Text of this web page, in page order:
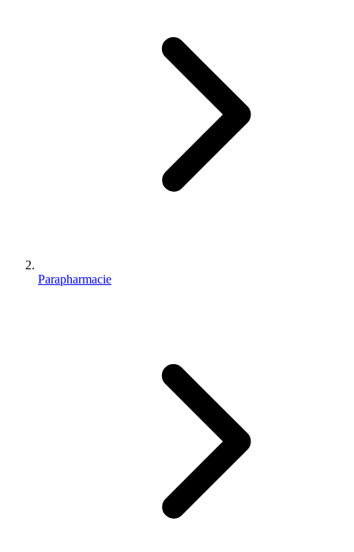
Parapharmacie